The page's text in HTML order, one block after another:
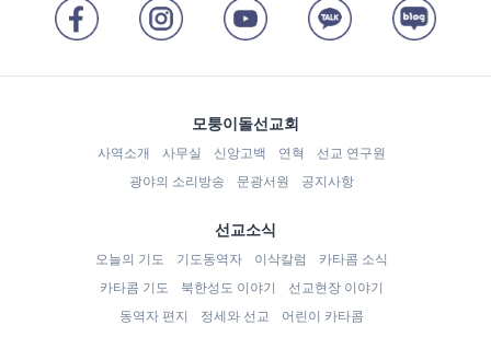
모퉁이돌선교회
사역소개 사무실 신앙고백 연혁
선교 연구원
광야의 소리방송
문광서원 공지사항
선교소식
오늘의 기도 기도동역자 이삭칼럼
카타콤 소식
카타콤 기도
북한성도 이야기
선교현장 이야기
동역자 편지
정세와 선교 어린이 카타콤